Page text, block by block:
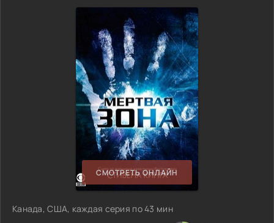
СМОТРЕТЬ ОНЛАЙН
Канада, США, каждая серия по 43 мин